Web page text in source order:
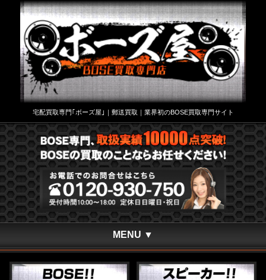
宅配買取専門｢ボーズ屋｣｜郵送買取｜業界初のBOSE買取専門サイト
MENU ▼